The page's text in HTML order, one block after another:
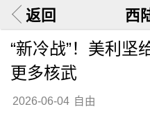
返回 西
“新冷战”！美利坚
更多核武
2026-06-04 自由